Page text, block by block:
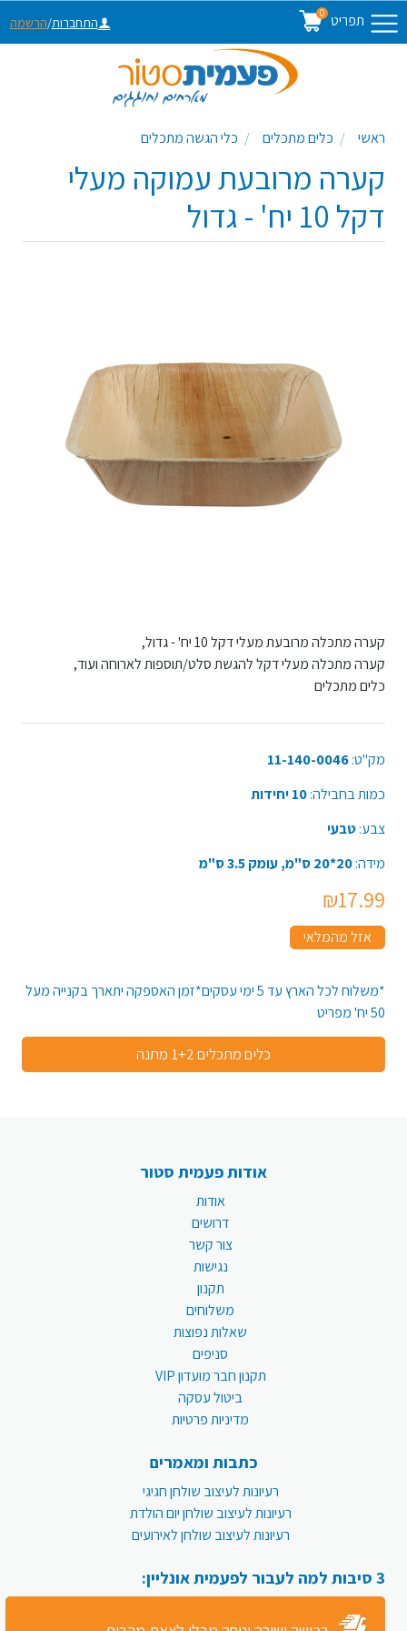
תפריט 0
התחברות/הרשמה
ראשי כלים מתכלים כלי הגשה מתכלים
קערה מרובעת עמוקה מעלי
דקל 10 יח' - גדול
קערה מתכלה מרובעת מעלי דקל 10 יח' - גדול,
קערה מתכלה מעלי דקל להגשת סלט/תוספות לארוחה ועוד,
כלים מתכלים
מק"ט:11-140-0046
כמות בחבילה:10 יחידות
צבע:טבעי
מידה:20*20 ס"מ, עומק 3.5 ס"מ
₪17.99
אזל מהמלאי
*משלוח לכל הארץ עד 5 ימי עסקים*זמן האספקה יתארך בקנייה מעל
50 יח' מפריט
כלים מתכלים 1+2 מתנה
אודות פעמית סטור
אודות
דרושים
צור קשר
נגישות
תקנון
משלוחים
שאלות נפוצות
סניפים
תקנון חבר מועדון VIP
ביטול עסקה
מדיניות פרטיות
כתבות ומאמרים
רעיונות לעיצוב שולחן חגיגי
רעיונות לעיצוב שולחן יום הולדת
רעיונות לעיצוב שולחן לאירועים
3 סיבות למה לעבור לפעמית אונליין: